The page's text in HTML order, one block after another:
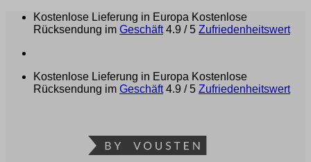
Zum
Kostenlose Lieferung in Europa Kostenlose
Rücksendung im Geschäft4.9 / 5 Zufriedenheitswert
Kostenlose Lieferung in Europa Kostenlose
Rücksendung im Geschäft4.9 / 5 Zufriedenheitswert